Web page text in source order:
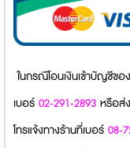
ในกรณีโอนเงินเข้าบัญชีข
เบอร์ 02-291-2893 หรือส่
โทรแจ้งทางร้านที่เบอร์ 08-